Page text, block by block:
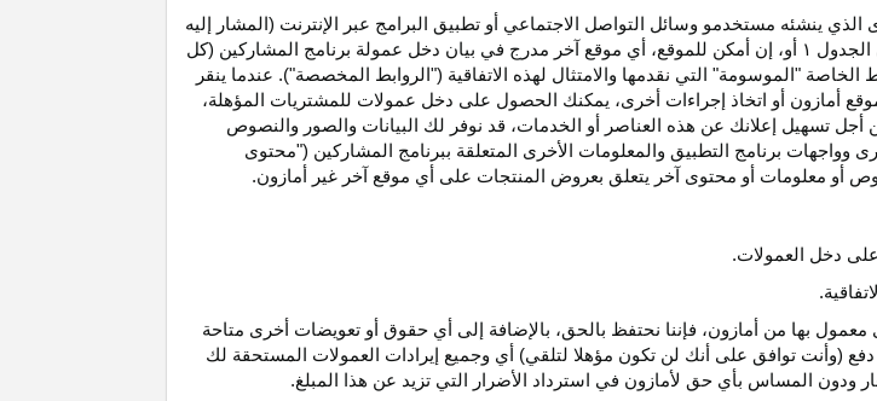
ينشئه مستخدمو وسائل التواصل الاجتماعي أو تطبيق البرامج عبر الإنترنت (المشار إليه
۱ أو، إن أمكن للموقع، أي موقع آخر مدرج في بيان دخل عمولة برنامج المشاركين (كل
"الموسومة" التي نقدمها والامتثال لهذه الاتفاقية ("الروابط المخصصة"). عندما ينقر
أمازون أو اتخاذ إجراءات أخرى، يمكنك الحصول على دخل عمولات للمشتريات
المؤهلة،
تسهيل إعلانك عن هذه العناصر أو
الخدمات، قد نوفر لك البيانات والصور والنصوص
وواجهات برنامج التطبيق والمعلومات الأخرى المتعلقة ببرنامج المشاركين ("محتوى
أو معلومات أو محتوى آخر يتعلق بعروض المنتجات على أي موقع آخر غير أمازون.
على دخل العمولات.
بها من أمازون، فإننا نحتفظ بالحق، بالإضافة إلى أي حقوق أو تعويضات أخرى متاحة
(وأنت توافق على أنك لن تكون مؤهلا لتلقي) أي وجميع إيرادات العمولات المستحقة لك
ودون المساس بأي حق لأمازون في استرداد الأضرار التي تزيد عن هذا المبلغ.